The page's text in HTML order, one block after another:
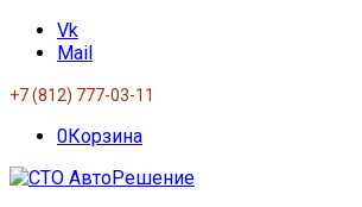
Vk
Mail
+7 (812) 777-03-11
0Корзина